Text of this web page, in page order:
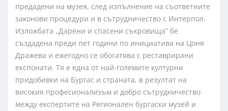
предадени на музея, след изпълнение на съответните
законови процедури и в сътрудничество с Интерпол.
Изложбата „Дарени и спасени съкровища” бе
създадена преди пет години по инициатива на Цоня
Дражева и ежегодно се обогатява с реставрирани
експонати. Тя е една от най-големите културни
придобивки на Бургас и страната, в резултат на
високия професионализъм и добро сътрудничество
между експертите на Регионален бургаски музей и